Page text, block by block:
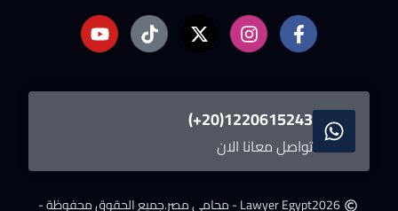
1220615243(20+)
تواصل معانا الان
2026Lawyer Egypt - محامى مصر. جميع الحقوق محفوظة -